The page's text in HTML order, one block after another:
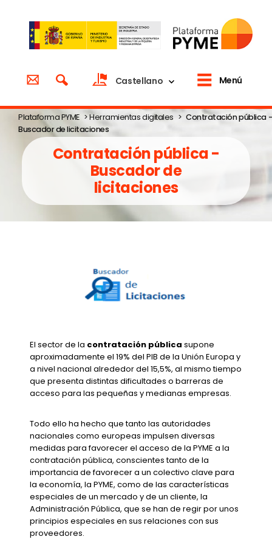
Castellano Menú
Plataforma PYME >Herramientas digitales > Contratación pública -
Buscador de licitaciones
Contratación pública -
Buscador de
licitaciones
El sector de la contratación pública supone
aproximadamente el 19% del PIB de la Unión Europa y
a nivel nacional alrededor del 15,5%, al mismo tiempo
que presenta distintas dificultades o barreras de
acceso para las pequeñas y medianas empresas.
Todo ello ha hecho que tanto las autoridades
nacionales como europeas impulsen diversas
medidas para favorecer el acceso de la PYME a la
contratación pública, conscientes tanto de la
importancia de favorecer a un colectivo clave para
la economía, la PYME, como de las características
especiales de un mercado y de un cliente, la
Administración Pública, que se han de regir por unos
principios especiales en sus relaciones con sus
proveedores.